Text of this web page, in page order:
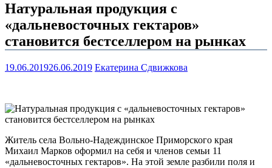
Натуральная продукция с
«дальневосточных гектаров»
становится бестселлером на рынках
19.06.201926.06.2019 Екатерина Сдвижкова
Житель села Вольно-Надеждинское Приморского края
Михаил Марков оформил на себя и членов семьи 11
«дальневосточных гектаров». На этой земле разбили поля и